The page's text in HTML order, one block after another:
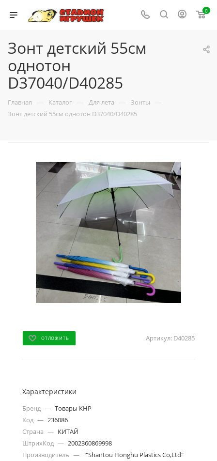
0
Зонт детский 55см
однотон
D37040/D40285
Главная — Каталог — Для лета — Зонты —
Зонт детский 55см однотон D37040/D40285
ОТЛОЖИТЬ Артикул: D40285
Характеристики
Бренд — Товары КНР
Код — 236086
Страна — КИТАЙ
ШтрихКод — 2002360869998
Производитель — ""Shantou Honghu Plastics Co,Ltd"